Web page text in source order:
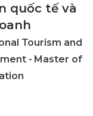
quốc tế và
Tourism and
- Master of